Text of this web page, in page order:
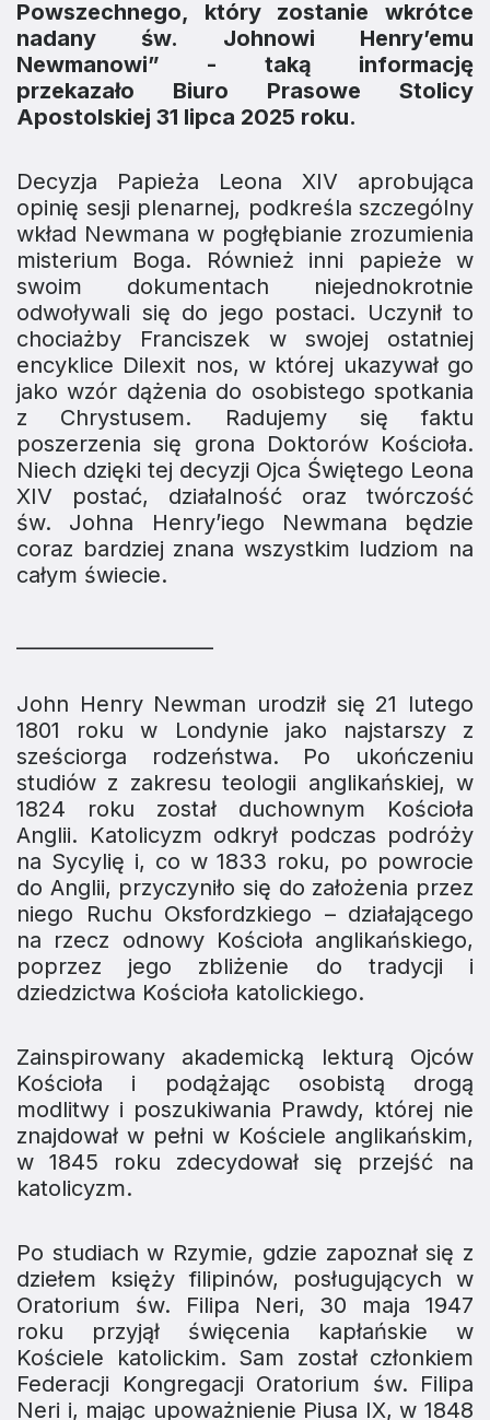
Powszechnego, który zostanie wkrótce
nadany św. Johnowi Henry’emu
Newmanowi” - taką informację
przekazało Biuro Prasowe Stolicy
Apostolskiej 31 lipca 2025 roku.
Decyzja Papieża Leona XIV aprobująca
opinię sesji plenarnej, podkreśla szczególny
wkład Newmana w pogłębianie zrozumienia
misterium Boga. Również inni papieże w
swoim dokumentach niejednokrotnie
odwoływali się do jego postaci. Uczynił to
chociażby Franciszek w swojej ostatniej
encyklice Dilexit nos, w której ukazywał go
jako wzór dążenia do osobistego spotkania
z Chrystusem. Radujemy się faktu
poszerzenia się grona Doktorów Kościoła.
Niech dzięki tej decyzji Ojca Świętego Leona
XIV postać, działalność oraz twórczość
św. Johna Henry’iego Newmana będzie
coraz bardziej znana wszystkim ludziom na
całym świecie.
John Henry Newman urodził się 21 lutego
1801 roku w Londynie jako najstarszy z
sześciorga rodzeństwa. Po ukończeniu
studiów z zakresu teologii anglikańskiej, w
1824 roku został duchownym Kościoła
Anglii. Katolicyzm odkrył podczas podróży
na Sycylię i, co w 1833 roku, po powrocie
do Anglii, przyczyniło się do założenia przez
niego Ruchu Oksfordzkiego – działającego
na rzecz odnowy Kościoła anglikańskiego,
poprzez jego zbliżenie do tradycji i
dziedzictwa Kościoła katolickiego.
Zainspirowany akademicką lekturą Ojców
Kościoła i podążając osobistą drogą
modlitwy i poszukiwania Prawdy, której nie
znajdował w pełni w Kościele anglikańskim,
w 1845 roku zdecydował się przejść na
katolicyzm.
Po studiach w Rzymie, gdzie zapoznał się z
dziełem księży filipinów, posługujących w
Oratorium św. Filipa Neri, 30 maja 1947
roku przyjął święcenia kapłańskie w
Kościele katolickim. Sam został członkiem
Federacji Kongregacji Oratorium św. Filipa
Neri i, mając upoważnienie Piusa IX, w 1848